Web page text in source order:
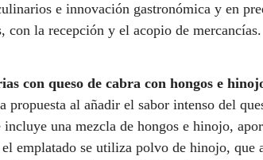
e innovación gastronómica y en
con la recepción y el acopio de mercancías.
con queso de cabra con hongos e
propuesta al añadir el sabor intenso del
incluye una mezcla de hongos e hinojo,
emplatado se utiliza polvo de hinojo, que